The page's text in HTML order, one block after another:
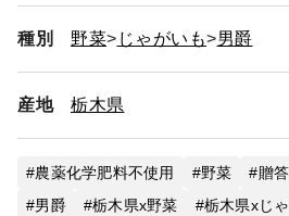
種別 野菜 じゃがいも 男爵
産地 栃木県
農薬化学肥料不使用 野菜 贈
男爵
栃木県x野菜 栃木県xじ